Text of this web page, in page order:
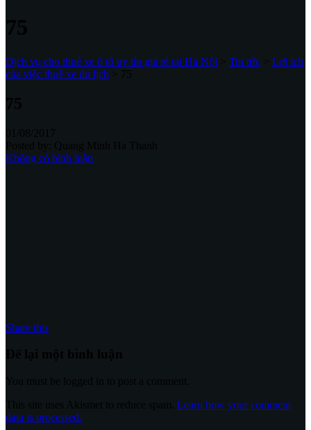
Dịch vụ cho thuê xe ô tô uy tín giá rẻ tại Hà Nội Tin tức
Lợi ích
của việc thuê xe du lịch
Không có bình luận
Share this
Learn how your comment
data is processed.